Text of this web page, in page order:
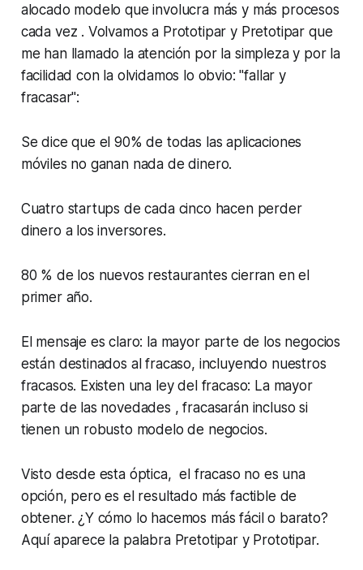
alocado modelo que involucra más y más procesos
cada vez . Volvamos a Prototipar y Pretotipar que
me han llamado la atención por la simpleza y por la
facilidad con la olvidamos lo obvio: "fallar y
fracasar":
Se dice que el 90% de todas las aplicaciones
móviles no ganan nada de dinero.
Cuatro startups de cada cinco hacen perder
dinero a los inversores.
80 % de los nuevos restaurantes cierran en el
primer año.
El mensaje es claro: la mayor parte de los negocios
están destinados al fracaso, incluyendo nuestros
fracasos. Existen una ley del fracaso: La mayor
parte de las novedades , fracasarán incluso si
tienen un robusto modelo de negocios.
Visto desde esta óptica, el fracaso no es una
opción, pero es el resultado más factible de
obtener. ¿Y cómo lo hacemos más fácil o barato?
Aquí aparece la palabra Pretotipar y Prototipar.